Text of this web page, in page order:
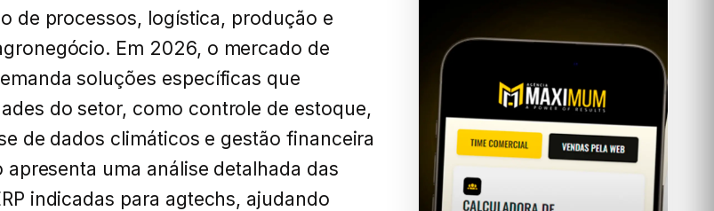
de processos, logística, produção e
Em 2026, o mercado de
soluções específicas que
do setor, como controle de estoque,
de dados climáticos e gestão financeira
uma análise detalhada das
indicadas para agtechs, ajudando